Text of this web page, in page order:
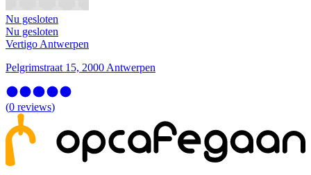
Nu gesloten
Nu gesloten
Vertigo Antwerpen
Pelgrimstraat 15, 2000 Antwerpen
(0 reviews)